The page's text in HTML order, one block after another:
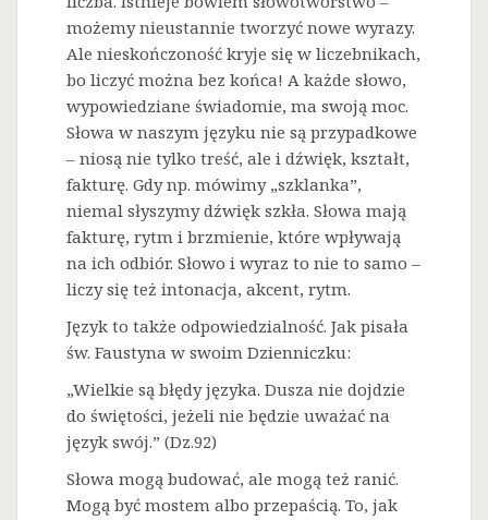
możemy nieustannie tworzyć nowe wyrazy.
Ale nieskończoność kryje się w liczebnikach,
bo liczyć można bez końca! A każde słowo,
wypowiedziane świadomie, ma swoją moc.
Słowa w naszym języku nie są przypadkowe
– niosą nie tylko treść, ale i dźwięk, kształt,
fakturę. Gdy np. mówimy „szklanka”,
niemal słyszymy dźwięk szkła. Słowa mają
fakturę, rytm i brzmienie, które wpływają
na ich odbiór. Słowo i wyraz to nie to samo –
liczy się też intonacja, akcent, rytm.
Język to także odpowiedzialność. Jak pisała
św. Faustyna w swoim Dzienniczku:
„Wielkie są błędy języka. Dusza nie dojdzie
do świętości, jeżeli nie będzie uważać na
język swój.” (Dz.92)
Słowa mogą budować, ale mogą też ranić.
Mogą być mostem albo przepaścią. To, jak